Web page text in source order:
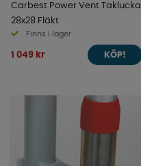
Carbest Power Vent Taklucka
28x28 Fläkt
Finns i lager
1 049 kr KÖP!